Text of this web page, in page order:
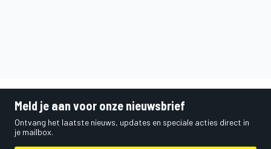
Meld je aan voor onze nieuwsbrief
Ontvang het laatste nieuws, updates en speciale acties direct in
je mailbox.